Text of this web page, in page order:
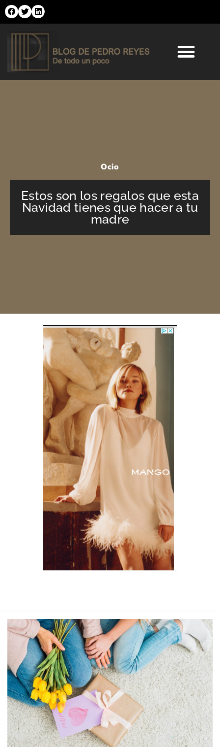
al
contenido
Ocio
Estos son los regalos que esta
Navidad tienes que hacer a tu
madre